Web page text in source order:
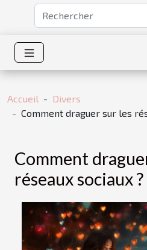
Accueil
Divers
Comment draguer sur les
Comment
réseaux sociaux ?